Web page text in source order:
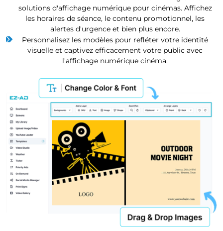
solutions d'affichage numérique pour cinémas. Affichez
les horaires de séance, le contenu promotionnel, les
alertes d'urgence et bien plus encore.
Personnalisez les modèles pour refléter votre identité
visuelle et captivez efficacement votre public avec
l'affichage numérique cinéma.